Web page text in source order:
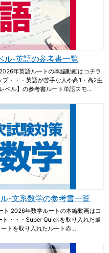
ル-英語の参考書一覧
年英語ルートの本編動画はコチラ
・・・英語が苦手な人や高1・高2生
ベル】の参考書ルート単語スモ…
-文系数学の参考書一覧
2026年数学ルートの本編動画はコ
・・・Super Quickを取り入れた最
トを取り入れたルート赤…